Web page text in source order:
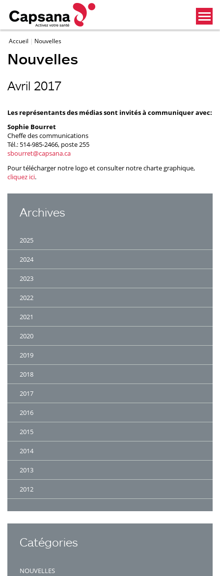
Accueil Nouvelles
Nouvelles
Avril 2017
Les représentants des médias sont invités à communiquer avec:
Sophie Bourret
Cheffe des communications
Tél.: 514-985-2466, poste 255
sbourret@capsana.ca
Pour télécharger notre logo et consulter notre charte graphique,
cliquez ici.
Archives
2025
2024
2023
2022
2021
2020
2019
2018
2017
2016
2015
2014
2013
2012
Catégories
NOUVELLES